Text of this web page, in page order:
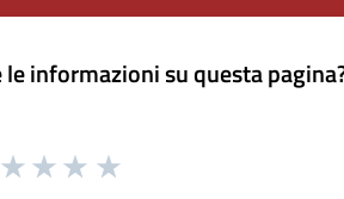
informazioni su questa